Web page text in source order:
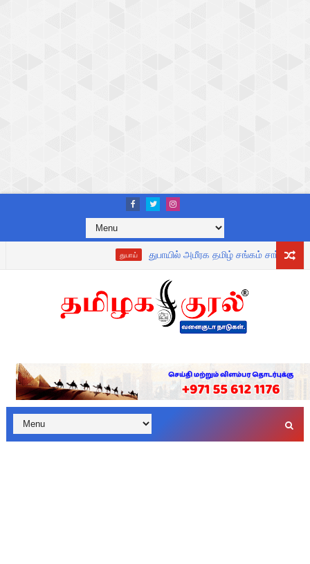
துபாயில் அமீரக தமிழ் சங்கம் சார்பில் தமிழக